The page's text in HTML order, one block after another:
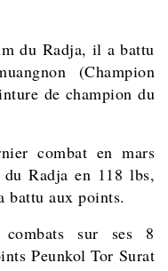
du Radja, il a battu
(Champion
de champion du
combat en mars
Radja en 118 lbs,
battu aux points.
sur ses 8
Peunkol Tor Surat